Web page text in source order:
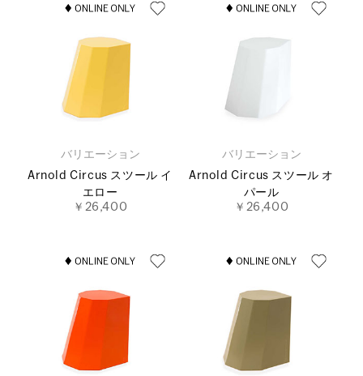
バリエーション
Arnold Circus スツール イ
エロー
￥26,400
バリエーション
Arnold Circus スツール オ
パール
￥26,400